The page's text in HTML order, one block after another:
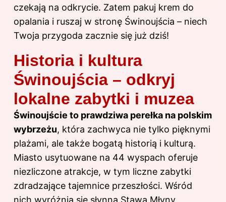
czekają na odkrycie. Zatem pakuj krem do
opalania i ruszaj w stronę Świnoujścia – niech
Twoja przygoda zacznie się już dziś!
Historia i kultura
Świnoujścia – odkryj
lokalne zabytki i muzea
Świnoujście to prawdziwa perełka na polskim
wybrzeżu, która zachwyca nie tylko pięknymi
plażami, ale także bogatą historią i kulturą.
Miasto usytuowane na 44 wyspach oferuje
niezliczone atrakcje, w tym liczne zabytki
zdradzające tajemnice przeszłości. Wśród
nich wyróżnia się słynna Stawa Młyny,